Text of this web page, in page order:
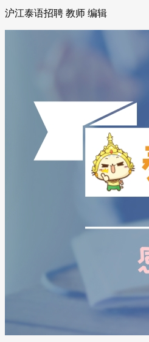
沪江泰语招聘 教师 编辑